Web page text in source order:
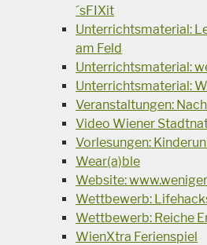
´sFIXit
Unterrichtsmaterial:
am Feld
Unterrichtsmaterial:
Unterrichtsmaterial:
Veranstaltungen:
Video Wiener
Vorlesungen:
Wear(a)ble
Website:
Wettbewerb:
Wettbewerb: Reiche
WienXtra Ferienspiel